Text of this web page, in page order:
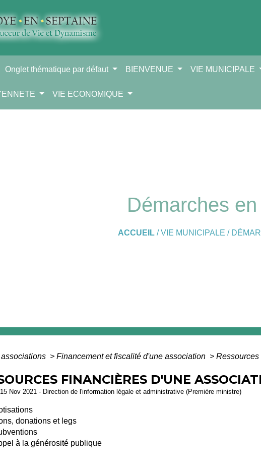
Onglet thématique par défaut BIENVENUE VIE MUNICIPALE
VIE ECONOMIQUE
Démarches
ACCUEIL/VIE MUNICIPALE /
> Financement et fiscalité d'une association >
FINANCIÈRES D'UNE
Nov 2021 - Direction de l'information légale et administrative (Première ministre)
donations et legs
à la générosité publique